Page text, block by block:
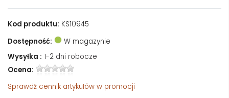
Kod produktu: KS10945
Dostępność:
W magazynie
Wysyłka : 1-2 dni robocze
Ocena:
Sprawdź cennik artykułów w promocji